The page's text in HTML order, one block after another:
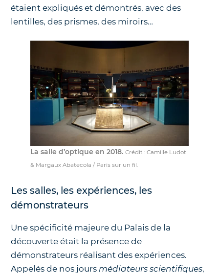
étaient expliqués et démontrés, avec des
lentilles, des prismes, des miroirs…
La salle d’optique en 2018. Crédit : Camille Ludot
& Margaux Abatecola / Paris sur un fil.
Les salles, les expériences, les
démonstrateurs
Une spécificité majeure du Palais de la
découverte était la présence de
démonstrateurs réalisant des expériences.
Appelés de nos joursmédiateurs scientifiques,